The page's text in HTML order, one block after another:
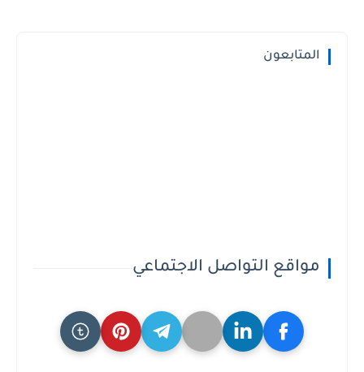
المتابعون
مواقع التواصل الاجتماعي